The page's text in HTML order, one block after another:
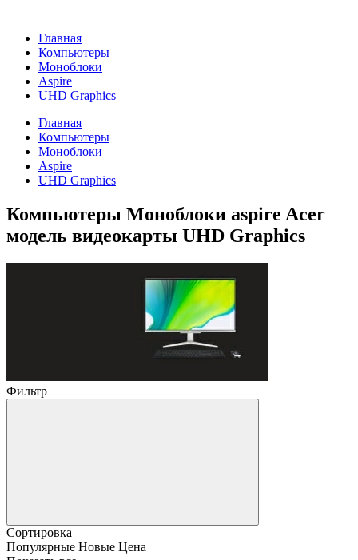
Главная
Компьютеры
Моноблоки
Aspire
UHD Graphics
Главная
Компьютеры
Моноблоки
Aspire
UHD Graphics
Компьютеры Моноблоки aspire Acer
модель видеокарты UHD Graphics
Фильтр
Сортировка
Популярные Новые Цена